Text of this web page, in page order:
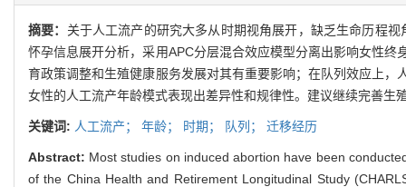
摘要： 关于人工流产的研究大多从时期视角展开，缺乏生命历程
怀孕信息展开分析，采用APC分层混合效应模型分离出影响女性
育政策调整和生殖健康服务发展对其有重要影响；在队列效应上
女性的人工流产年龄模式表现出差异性和规律性。建议继续完善
关键词: 人工流产； 年龄； 时期； 队列； 迁移经历
Abstract: Most studies on induced abortion have been
of the China Health and Retirement Longitudinal Study